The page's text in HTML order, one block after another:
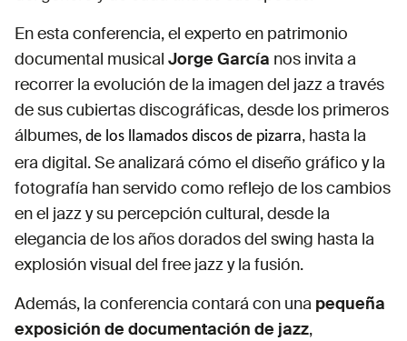
En esta conferencia, el experto en patrimonio
documental musical Jorge García nos invita a
recorrer la evolución de la imagen del jazz a través
de sus cubiertas discográficas, desde los primeros
álbumes, de los llamados discos de pizarra, hasta la
era digital. Se analizará cómo el diseño gráfico y la
fotografía han servido como reflejo de los cambios
en el jazz y su percepción cultural, desde la
elegancia de los años dorados del swing hasta la
explosión visual del free jazz y la fusión.
Además, la conferencia contará con una pequeña
exposición de documentación de jazz,